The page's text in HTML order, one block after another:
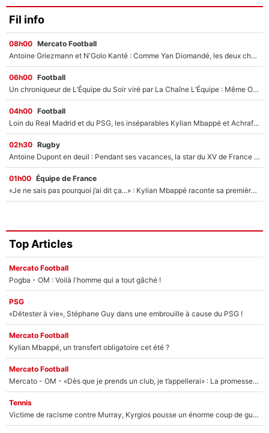
Fil info
08h00 Mercato Football
Antoine Griezmann et N'Golo Kanté : Comme Yan Diomandé, les deux champions du monde ont refusé de signer au PSG !
06h00 Football
Un chroniqueur de L’Équipe du Soir viré par La Chaîne L’Équipe : Même Olivier Ménard n’avait pas pu empêcher son départ, «je l’ai appris sur Twitter, je l’ai vécu assez mal»
04h00 Football
Loin du Real Madrid et du PSG, les inséparables Kylian Mbappé et Achraf Hakimi changent d'équipe le temps d'une journée !
02h30 Rugby
Antoine Dupont en deuil : Pendant ses vacances, la star du XV de France a perdu sa grand-mère
01h00 Équipe de France
«Je ne sais pas pourquoi j’ai dit ça...» : Kylian Mbappé raconte sa première rencontre avec Zinédine Zidane (et c’est très drôle)
Top Articles
Mercato Football
Pogba - OM : Voilà l'homme qui a tout gâché !
PSG
«Détester à vie», Stéphane Guy dans une embrouille à cause du PSG !
Mercato Football
Kylian Mbappé, un transfert obligatoire cet été ?
Mercato Football
Mercato - OM - «Dès que je prends un club, je t’appellerai» : La promesse de Marcelino au moment de claquer la porte
Tennis
Victime de racisme contre Murray, Kyrgios pousse un énorme coup de gueule !